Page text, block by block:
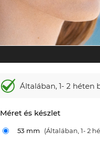
Általában, 1- 2 héten
Méret és készlet
53 mm (Általában, 1- 2